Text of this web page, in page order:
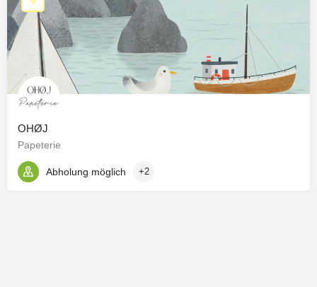
OHØJ
Papeterie
Abholung möglich +2